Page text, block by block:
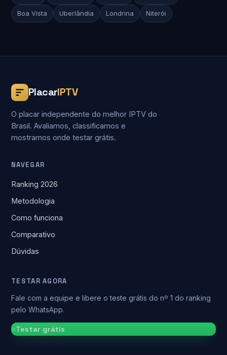
Boa Vista Uberlândia Londrina Niterói
PlacarIPTV
O placar independente do melhor IPTV do
Brasil. Avaliamos, classificamos e
mostramos onde testar grátis.
NAVEGAR
Ranking 2026
Metodologia
Como funciona
Comparativo
Dúvidas
TESTAR AGORA
Fale com a equipe e libere o teste grátis do nº 1 do ranking
pelo WhatsApp.
Testar grátis